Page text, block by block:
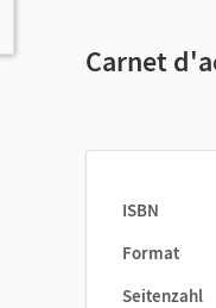
Carnet
ISBN
Format
Seitenzahl